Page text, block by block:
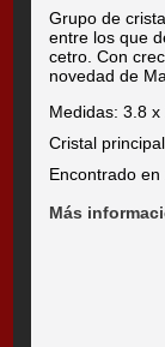
Grupo de
entre los que
cetro. Con
novedad de
Medidas: 3.8 x
Cristal
Encontrado en
Más